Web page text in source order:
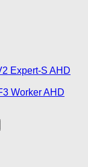
Expert-S AHD
Worker AHD